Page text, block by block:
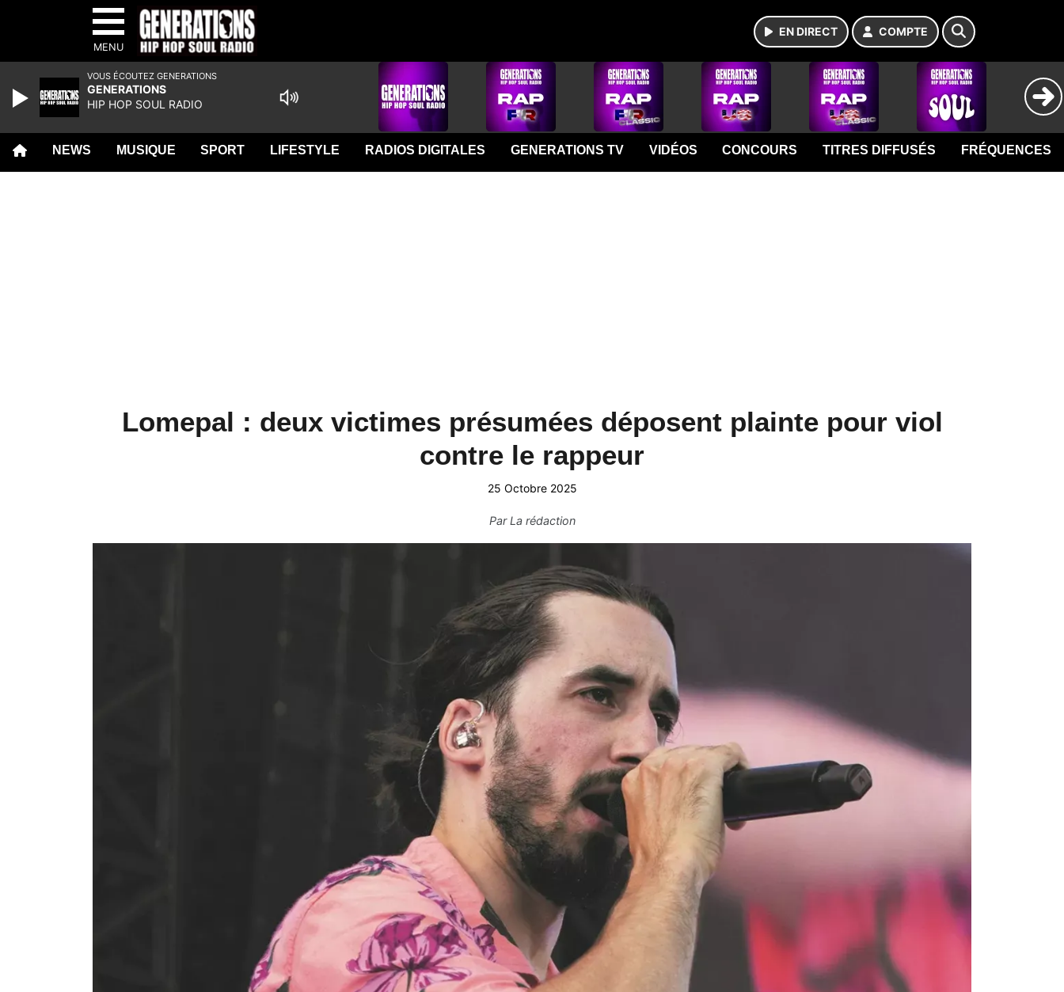
MENU
EN DIRECT COMPTE
NEWS MUSIQUE SPORT LIFESTYLE RADIOS DIGITALES GENERATIONS TV VIDÉOS CONCOURS TITRES DIFFUSÉS FRÉQUENCES
Lomepal : deux victimes présumées déposent plainte pour viol
contre le rappeur
25 Octobre 2025
ParLa rédaction
VOUS ÉCOUTEZ GENERATIONS
GENERATIONS
HIP HOP SOUL RADIO